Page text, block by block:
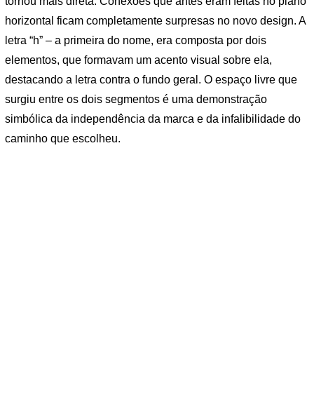
horizontal ficam completamente surpresas no novo design. A
letra “h” – a primeira do nome, era composta por dois
elementos, que formavam um acento visual sobre ela,
destacando a letra contra o fundo geral. O espaço livre que
surgiu entre os dois segmentos é uma demonstração
simbólica da independência da marca e da infalibilidade do
caminho que escolheu.